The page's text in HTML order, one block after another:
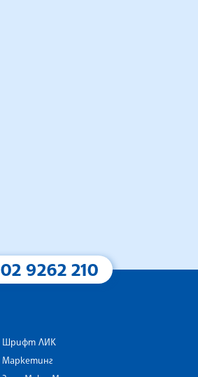
02 9262 210
Шрифт ЛИК
Маркетинг